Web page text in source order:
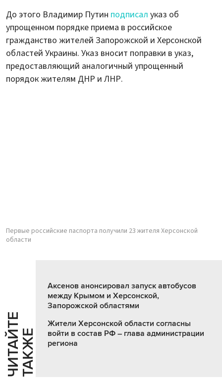
До этого Владимир Путин подписал указ об
упрощенном порядке приема в российское
гражданство жителей Запорожской и Херсонской
областей Украины. Указ вносит поправки в указ,
предоставляющий аналогичный упрощенный
порядок жителям ДНР и ЛНР.
Первые российские паспорта получили 23 жителя Херсонской
области
Ч
И
Т
АЙ
Т
Е
Т
А
К
ЖЕ
Аксенов анонсировал запуск автобусов
между Крымом и Херсонской,
Запорожской областями
Жители Херсонской области согласны
войти в состав РФ – глава администрации
региона